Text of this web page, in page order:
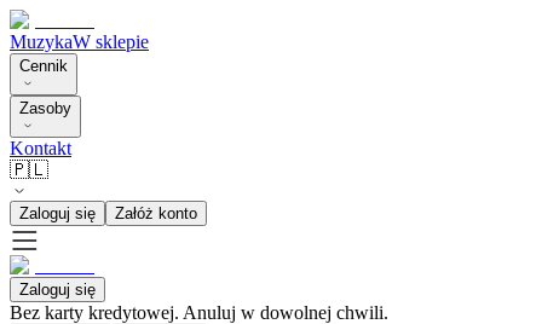
MuzykaW sklepie
Cennik
Zasoby
Kontakt
🇵🇱
Zaloguj się Załóż konto
Zaloguj się
Bez karty kredytowej. Anuluj w dowolnej chwili.